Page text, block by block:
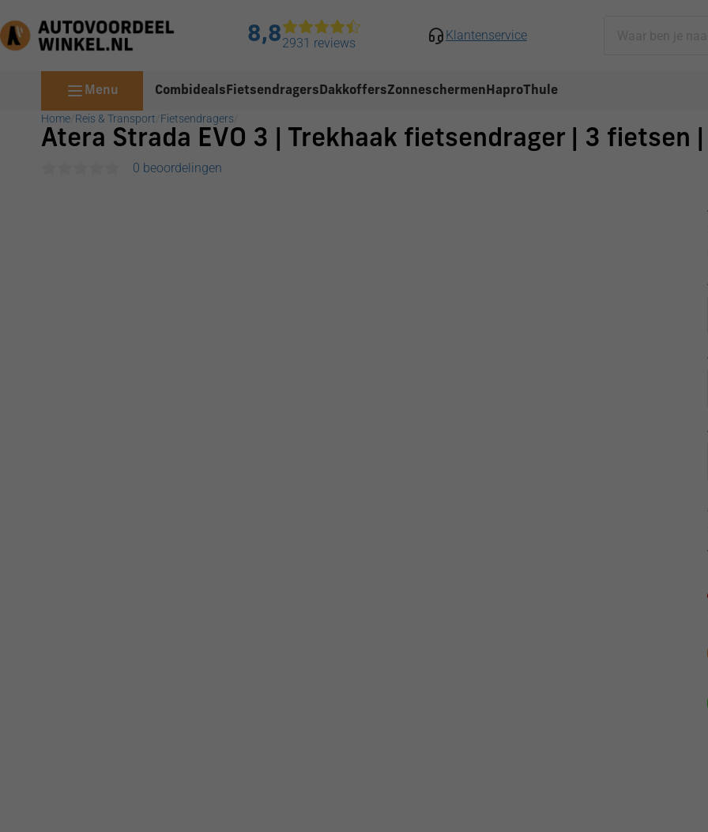
8,82931 reviews
Klantenservice
Menu Combideals Fietsendragers DakkoffersZonneschermen HaproThule
Home Reis & Transport Fietsendragers
Atera Strada EVO 3 | Trekhaak fietsendrager | 3 fietsen
0 beoordelingen